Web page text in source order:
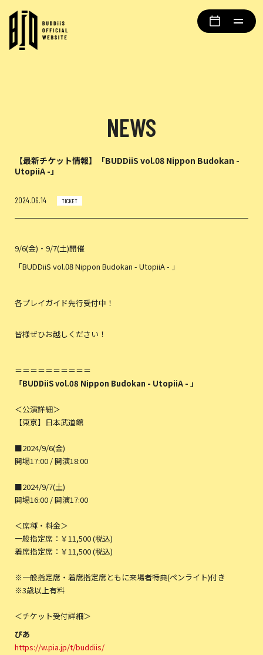
NEWS
【最新チケット情報】「BUDDiiS vol.08 Nippon Budokan -
UtopiiA -」
2024.06.14 TICKET
9/6(金)・9/7(土)開催
「BUDDiiS vol.08 Nippon Budokan - UtopiiA - 」
各プレイガイド先行受付中！
皆様ぜひお越しください！
＝＝＝＝＝＝＝＝＝＝
「BUDDiiS vol.08 Nippon Budokan - UtopiiA - 」
＜公演詳細＞
【東京】日本武道館
■2024/9/6(金)
開場17:00 / 開演18:00
■2024/9/7(土)
開場16:00 / 開演17:00
＜席種・料金＞
一般指定席：￥11,500 (税込)
着席指定席：￥11,500 (税込)
※一般指定席・着席指定席ともに来場者特典(ペンライト)付き
※3歳以上有料
＜チケット受付詳細＞
ぴあ
https://w.pia.jp/t/buddiis/